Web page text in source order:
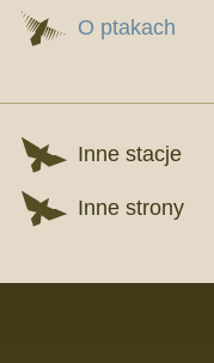
O ptakach
Inne stacje
Inne strony